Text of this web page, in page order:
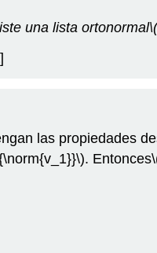
una lista ortonormal
las propiedades
. Entonces